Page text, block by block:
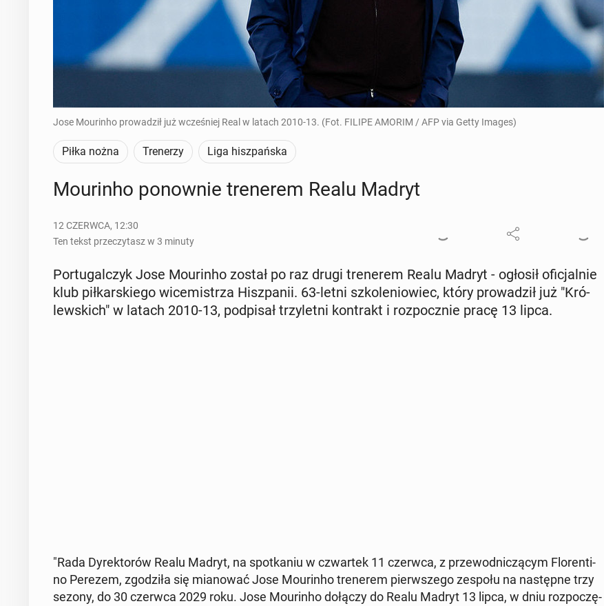
Jose Mourinho prowadził już wcześniej Real w latach 2010-13. (Fot. FILIPE AMORIM / AFP via Getty Images)
Piłka nożna Trenerzy Liga hiszpańska
Mo­urin­ho po­now­nie tre­ne­rem Realu Madryt
12 CZERWCA, 12:30
Ten tekst przeczytasz w 3 minuty
Por­tu­gal­czyk Jose Mo­urin­ho został po raz drugi tre­ne­rem Realu Madryt - ogłosił ofi­cjal­nie
klub pił­kar­skie­go wi­ce­mi­strza Hisz­pa­nii. 63-letni szko­le­nio­wiec, który pro­wa­dził już "Kró­
lew­skich" w latach 2010-13, pod­pi­sał trzy­let­ni kon­trakt i roz­pocz­nie pracę 13 lipca.
"Rada Dy­rek­to­rów Realu Madryt, na spo­tka­niu w czwar­tek 11 czerwca, z prze­wod­ni­czą­cym Flo­ren­ti­
no Perezem, zgo­dzi­ła się mia­no­wać Jose Mo­urin­ho tre­ne­rem pierw­sze­go zespołu na na­stęp­ne trzy
sezony, do 30 czerwca 2029 roku. Jose Mo­urin­ho dołączy do Realu Madryt 13 lipca, w dniu roz­po­czę­